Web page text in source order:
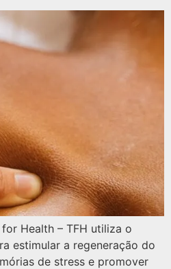
Health – TFH utiliza o
estimular a regeneração do
de stress e promover